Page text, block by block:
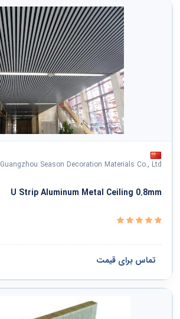
Guangzhou Season Decoration Materials Co., Ltd.
U Strip Aluminum Metal Ceiling 0.8mm
تماس برای قیمت